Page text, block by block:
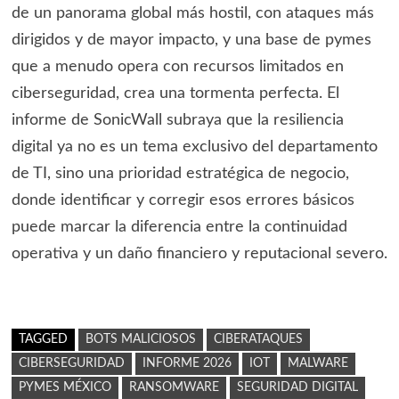
de un panorama global más hostil, con ataques más
dirigidos y de mayor impacto, y una base de pymes
que a menudo opera con recursos limitados en
ciberseguridad, crea una tormenta perfecta. El
informe de SonicWall subraya que la resiliencia
digital ya no es un tema exclusivo del departamento
de TI, sino una prioridad estratégica de negocio,
donde identificar y corregir esos errores básicos
puede marcar la diferencia entre la continuidad
operativa y un daño financiero y reputacional severo.
TAGGED BOTS MALICIOSOS
CIBERATAQUES
CIBERSEGURIDAD
INFORME 2026 IOT
MALWARE
PYMES MÉXICO
RANSOMWARE
SEGURIDAD DIGITAL